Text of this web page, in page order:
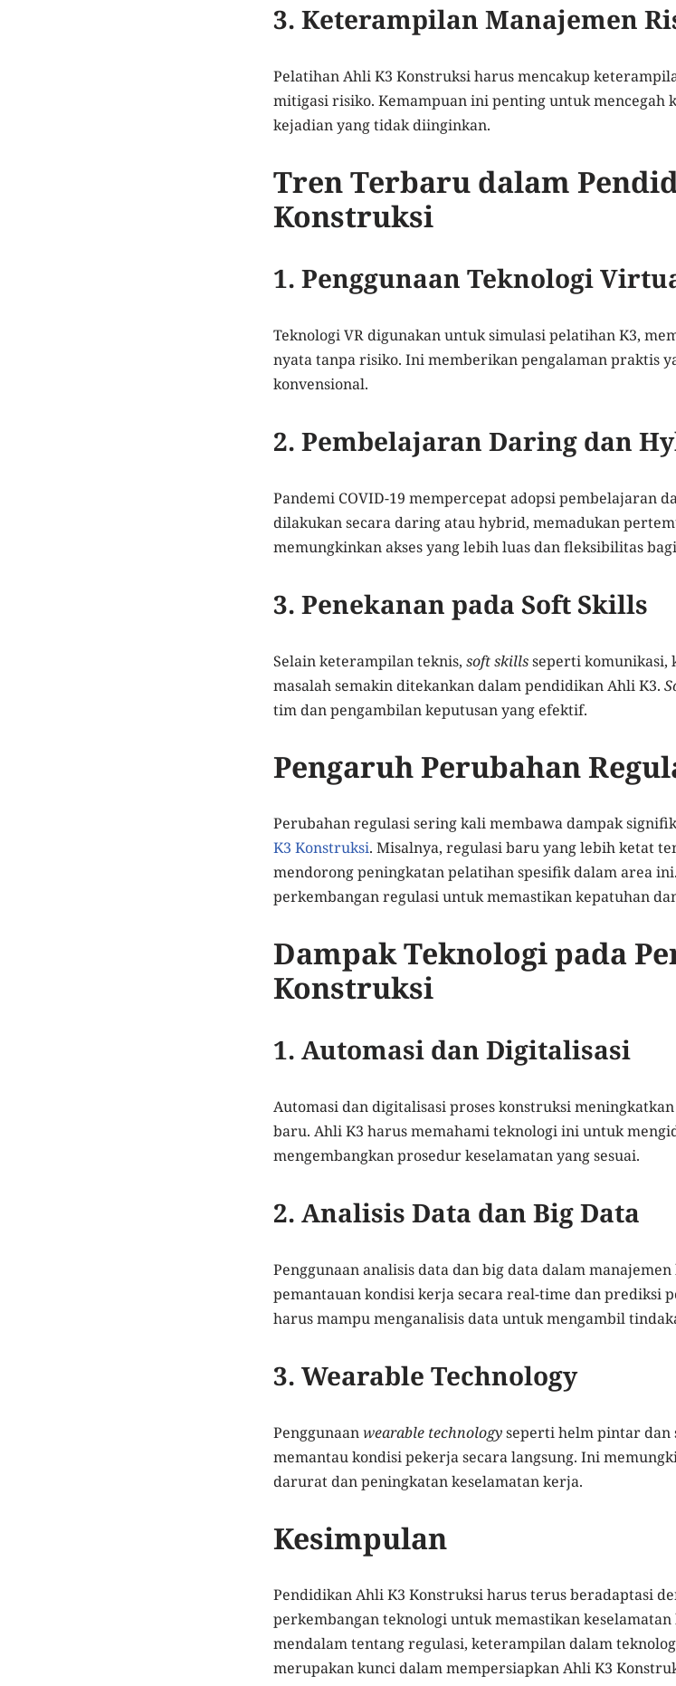
3. Keterampilan Manajemen
Pelatihan Ahli K3 Konstruksi harus mencakup
mitigasi risiko. Kemampuan ini penting untuk mencegah
kejadian yang tidak diinginkan.
Tren Terbaru dalam
Konstruksi
1. Penggunaan Teknologi
Teknologi VR digunakan untuk simulasi pelatihan K3,
nyata tanpa risiko. Ini memberikan pengalaman praktis
konvensional.
2. Pembelajaran Daring dan
Pandemi COVID-19 mempercepat adopsi pembelajaran
dilakukan secara daring atau hybrid, memadukan
memungkinkan akses yang lebih luas dan fleksibilitas
3. Penekanan pada Soft Skills
Selain keterampilan teknis,soft skillsseperti komunikasi,
masalah semakin ditekankan dalam pendidikan Ahli K3.
tim dan pengambilan keputusan yang efektif.
Pengaruh Perubahan
Perubahan regulasi sering kali membawa dampak
K3 Konstruksi. Misalnya, regulasi baru yang lebih ketat
mendorong peningkatan pelatihan spesifik dalam area
perkembangan regulasi untuk memastikan kepatuhan
Dampak Teknologi pada
Konstruksi
1. Automasi dan Digitalisasi
Automasi dan digitalisasi proses konstruksi
baru. Ahli K3 harus memahami teknologi ini untuk
mengembangkan prosedur keselamatan yang sesuai.
2. Analisis Data dan Big Data
Penggunaan analisis data dan big data dalam
pemantauan kondisi kerja secara real-time dan prediksi
harus mampu menganalisis data untuk mengambil
3. Wearable Technology
Penggunaanwearable technologyseperti helm pintar dan
memantau kondisi pekerja secara langsung. Ini
darurat dan peningkatan keselamatan kerja.
Kesimpulan
Pendidikan Ahli K3 Konstruksi harus terus beradaptasi
perkembangan teknologi untuk memastikan
mendalam tentang regulasi, keterampilan dalam
merupakan kunci dalam mempersiapkan Ahli K3